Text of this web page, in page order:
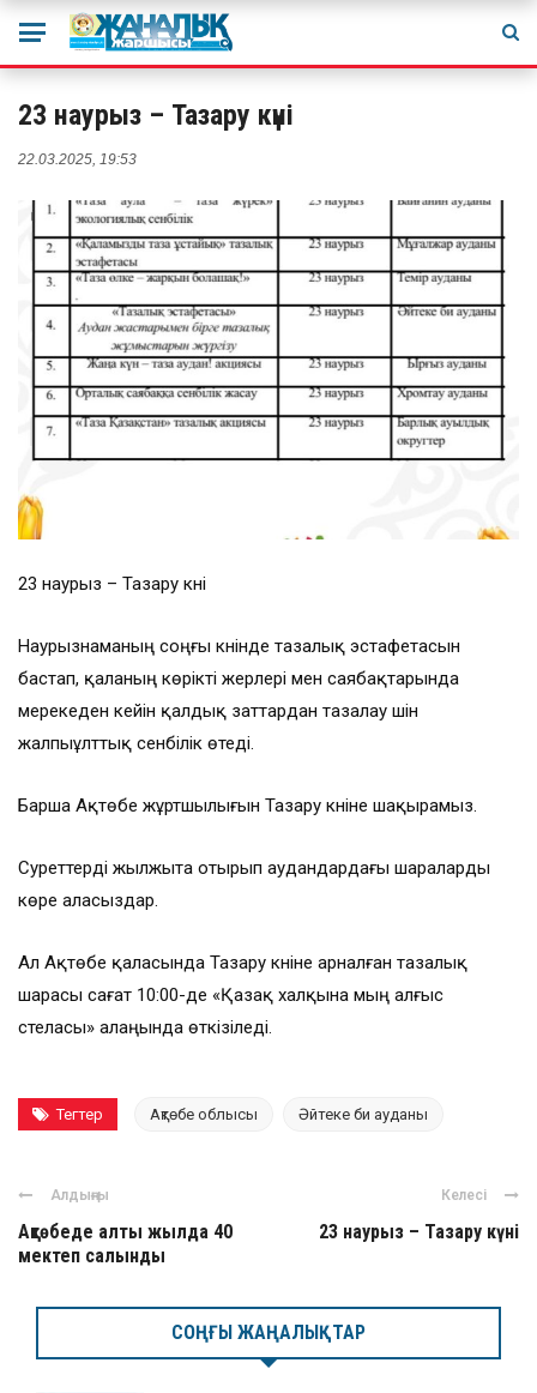
23 наурыз – Тазару күні
22.03.2025, 19:53
23 наурыз – Тазару күні
Наурызнаманың соңғы күнінде тазалық эстафетасын
бастап, қаланың көрікті жерлері мен саябақтарында
мерекеден кейін қалдық заттардан тазалау үшін
жалпыұлттық сенбілік өтеді.
Барша Ақтөбе жұртшылығын Тазару күніне шақырамыз.
Суреттерді жылжыта отырып аудандардағы шараларды
көре аласыздар.
Ал Ақтөбе қаласында Тазару күніне арналған тазалық
шарасы сағат 10:00-де «Қазақ халқына мың алғыс
стеласы» алаңында өткізіледі.
Тегтер Ақтөбе облысы Әйтеке би ауданы
Алдыңғы
Ақтөбеде алты жылда 40
мектеп салынды
Келесі
23 наурыз – Тазару күні
СОҢҒЫ ЖАҢАЛЫҚТАР